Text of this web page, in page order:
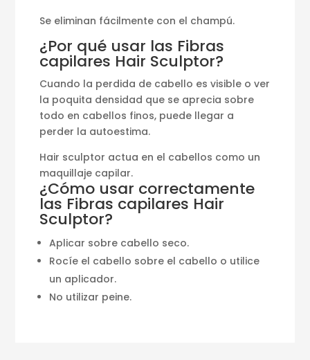
Se eliminan fácilmente con el champú.
¿Por qué usar las Fibras
capilares Hair Sculptor?
Cuando la perdida de cabello es visible o ver
la poquita densidad que se aprecia sobre
todo en cabellos finos, puede llegar a
perder la autoestima.
Hair sculptor actua en el cabellos como un
maquillaje capilar.
¿Cómo usar correctamente
las Fibras capilares Hair
Sculptor?
Aplicar sobre cabello seco.
Rocíe el cabello sobre el cabello o utilice
un aplicador.
No utilizar peine.